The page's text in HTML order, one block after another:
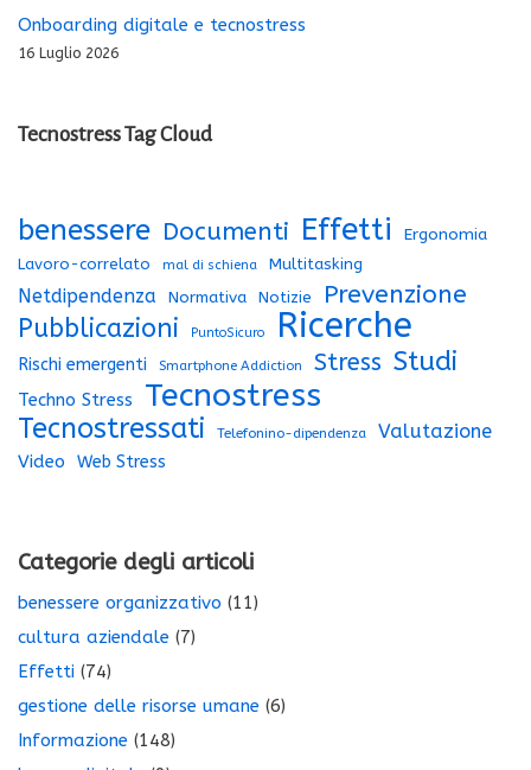
Onboarding digitale e tecnostress
16 Luglio 2026
Tecnostress Tag Cloud
benessere Documenti Effetti Ergonomia
Lavoro-correlato mal di schiena Multitasking
Netdipendenza Normativa Notizie Prevenzione
Pubblicazioni PuntoSicuro Ricerche
Rischi emergenti Smartphone Addiction Stress Studi
Techno Stress Tecnostress
Tecnostressati Telefonino-dipendenza Valutazione
Video Web Stress
Categorie degli articoli
benessere organizzativo (11)
cultura aziendale (7)
Effetti (74)
gestione delle risorse umane (6)
Informazione (148)